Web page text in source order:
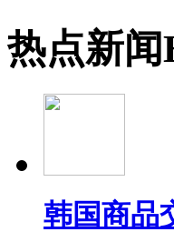
热点新闻
韩国商品